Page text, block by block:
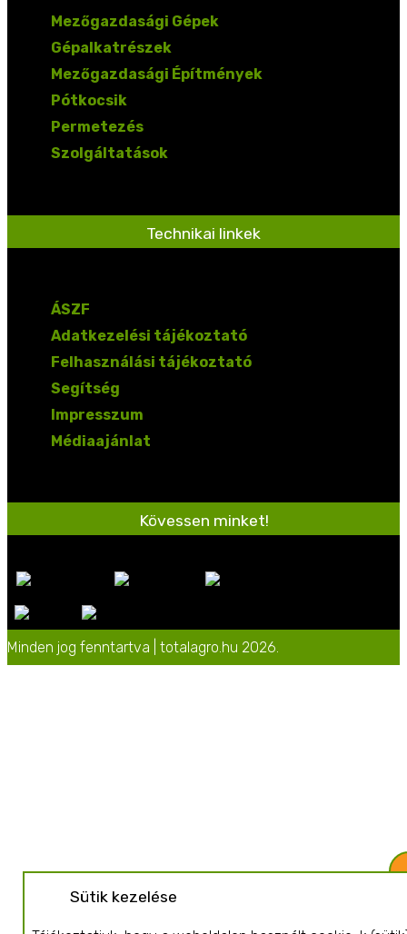
Mezőgazdasági Gépek
Gépalkatrészek
Mezőgazdasági Építmények
Pótkocsik
Permetezés
Szolgáltatások
Technikai linkek
ÁSZF
Adatkezelési tájékoztató
Felhasználási tájékoztató
Segítség
Impresszum
Médiaajánlat
Kövessen minket!
Minden jog fenntartva | totalagro.hu 2026.
Sütik kezelése